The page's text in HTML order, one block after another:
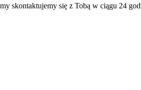
skontaktujemy się z Tobą w ciągu 24